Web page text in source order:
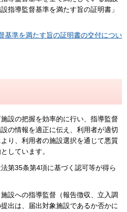
指導監督基準を満たす旨の証明書」
基準を満たす旨の証明書の交付につい
設の把握を効率的に行い、指導監督
の情報を適正に伝え、利用者が適切
り、利用者の施設選択を通じて悪質
しています。
第35条第4項に基づく認可等が得ら
設への指導監督（報告徴収、立入調
出は、届出対象施設であるか否かに